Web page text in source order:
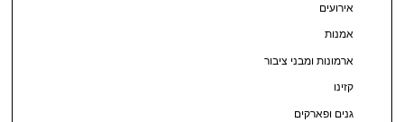
אירועים
אמנות
ארמונות ומבני ציבור
קזינו
גנים ופארקים